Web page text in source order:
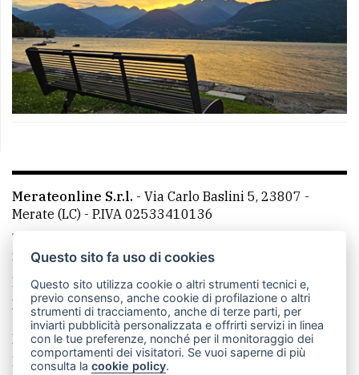
Merateonline S.r.l. - Via Carlo Baslini 5, 23807 -
Merate (LC) - P.IVA 02533410136
Telefono:
mail: redazione@leccoonline.com
La redazione
MerateOnline CasateOnline
RSS
Made by VIP
Privacy policy
Cookie policy
Rivedi le tue scelte sui cookie
Questo sito fa uso di cookies
Questo sito utilizza cookie o altri strumenti tecnici e,
previo consenso, anche cookie di profilazione o altri
strumenti di tracciamento, anche di terze parti, per
inviarti pubblicità personalizzata e offrirti servizi in linea
con le tue preferenze, nonché per il monitoraggio dei
comportamenti dei visitatori. Se vuoi saperne di più
consulta lacookie policy.